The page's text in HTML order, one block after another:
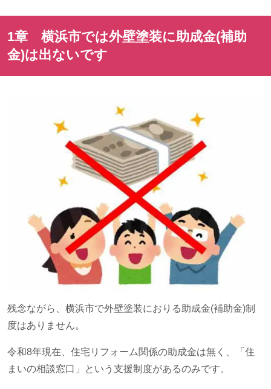
1章 横浜市では外壁塗装に助成金(補助
金)は出ないです
残念ながら、横浜市で外壁塗装におりる助成金(補助金)制
度はありません。
令和8年現在、住宅リフォーム関係の助成金は無く、「住
まいの相談窓口」という支援制度があるのみです。